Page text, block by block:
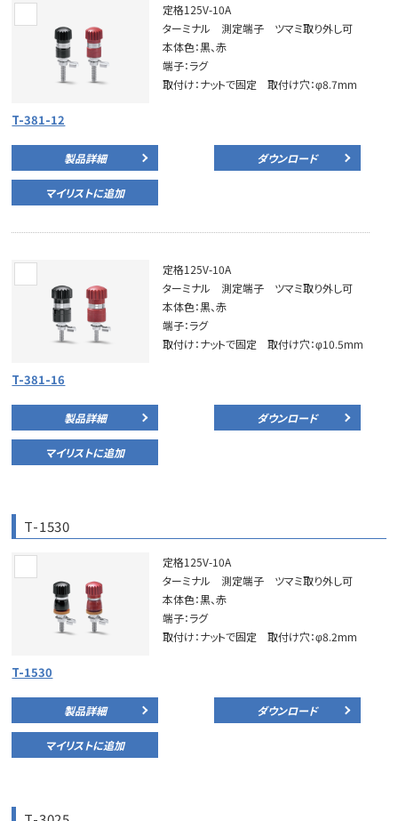
T-381-12
定格125V-10A
ターミナル 測定端子 ツマミ取り外し可
本体色：黒、赤
端子：ラグ
取付け：ナットで固定 取付け穴：φ8.7mm
製品詳細 ダウンロード
マイリストに追加
T-381-16
定格125V-10A
ターミナル 測定端子 ツマミ取り外し可
本体色：黒、赤
端子：ラグ
取付け：ナットで固定 取付け穴：φ10.5mm
製品詳細 ダウンロード
マイリストに追加
T-1530
T-1530
定格125V-10A
ターミナル 測定端子 ツマミ取り外し可
本体色：黒、赤
端子：ラグ
取付け：ナットで固定 取付け穴：φ8.2mm
製品詳細 ダウンロード
マイリストに追加